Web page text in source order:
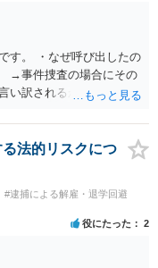
す。 ・なぜ呼び出したの
→事件捜査の場合にその
い訳されるからです。 ・
。 そもそも痴漢をやって
わけですし狼狽える必要
法的リスクにつ
#逮捕による解雇・退学回避
役にたった 2